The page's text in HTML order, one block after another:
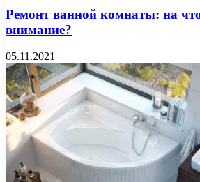
Ремонт ванной комнаты: на
внимание?
05.11.2021